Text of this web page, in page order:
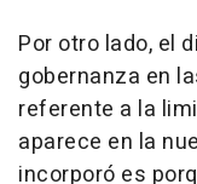
Por otro lado, el
gobernanza en
referente a la
aparece en la
incorporó es